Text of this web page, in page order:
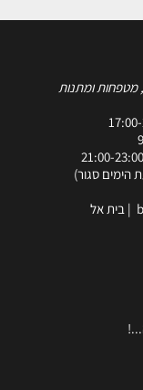
מטפחות ומתנות
הימים סגור)
| בית אל